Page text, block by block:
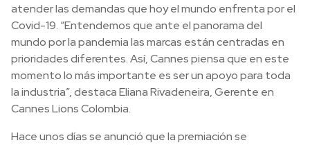
atender las demandas que hoy el mundo enfrenta por el
Covid-19. “Entendemos que ante el panorama del
mundo por la pandemia las marcas están centradas en
prioridades diferentes. Así, Cannes piensa que en este
momento lo más importante es ser un apoyo para toda
la industria”, destaca Eliana Rivadeneira, Gerente en
Cannes Lions Colombia.
Hace unos días se anunció que la premiación se